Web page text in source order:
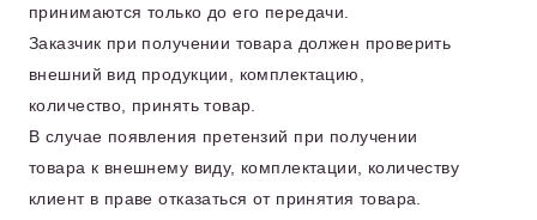
принимаются только до его передачи.
Заказчик при получении товара должен проверить
внешний вид продукции, комплектацию,
количество, принять товар.
В случае появления претензий при получении
товара к внешнему виду, комплектации, количеству
клиент в праве отказаться от принятия товара.